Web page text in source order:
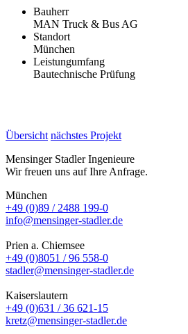
Bauherr
MAN Truck & Bus AG
Standort
München
Leistungumfang
Bautechnische Prüfung
Übersicht nächstes Projekt
Mensinger Stadler Ingenieure
Wir freuen uns auf Ihre Anfrage.
München
+49 (0)89 / 2488 199-0
info@mensinger-stadler.de
Prien a. Chiemsee
+49 (0)8051 / 96 558-0
stadler@mensinger-stadler.de
Kaiserslautern
+49 (0)631 / 36 621-15
kretz@mensinger-stadler.de